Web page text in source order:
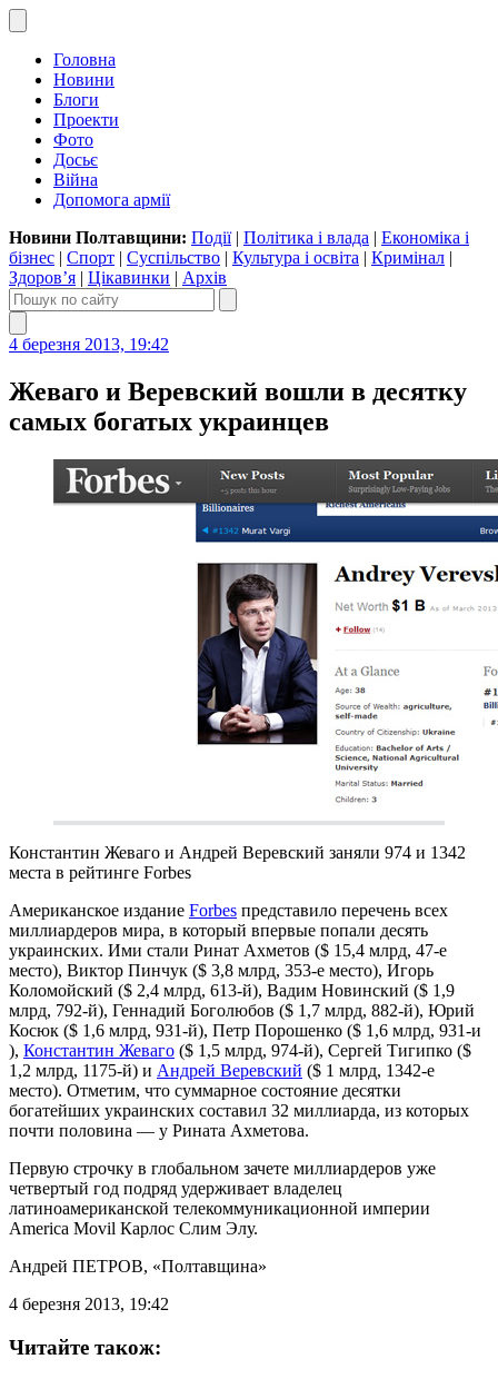
Головна
Новини
Блоги
Проекти
Фото
Досьє
Війна
Допомога армії
Новини Полтавщини: Події| Політика і влада | Економіка і
бізнес | Спорт | Суспільство | Культура і освіта | Кримінал |
Здоров’я | Цікавинки | Архів
4 березня 2013, 19:42
Жеваго и Веревский вошли в десятку
самых богатых украинцев
Константин Жеваго и Андрей Веревский заняли 974 и 1342
места в рейтинге Forbes
Американское издание Forbes представило перечень всех
миллиардеров мира, в который впервые попали десять
украинских. Ими стали Ринат Ахметов ($ 15,4 млрд, 47-е
место), Виктор Пинчук ($ 3,8 млрд, 353-е место), Игорь
Коломойский ($ 2,4 млрд, 613-й), Вадим Новинский ($ 1,9
млрд, 792-й), Геннадий Боголюбов ($ 1,7 млрд, 882-й), Юрий
Косюк ($ 1,6 млрд, 931-й), Петр Порошенко ($ 1,6 млрд, 931-и
), Константин Жеваго ($ 1,5 млрд, 974-й), Сергей Тигипко ($
1,2 млрд, 1175-й) и Андрей Веревский ($ 1 млрд, 1342-е
место). Отметим, что суммарное состояние десятки
богатейших украинских составил 32 миллиарда, из которых
почти половина — у Рината Ахметова.
Первую строчку в глобальном зачете миллиардеров уже
четвертый год подряд удерживает владелец
латиноамериканской телекоммуникационной империи
America Movil Карлос Слим Элу.
Андрей ПЕТРОВ, «Полтавщина»
4 березня 2013, 19:42
Читайте також: